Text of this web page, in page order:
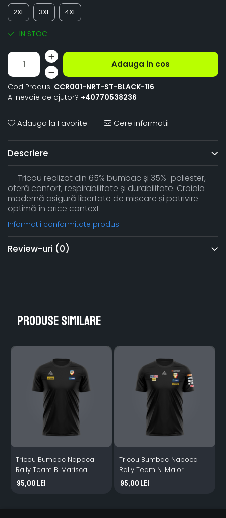
2XL 3XL 4XL
IN STOC
Adauga in cos
Cod Produs: CCR001-NRT-ST-BLACK-116
Ai nevoie de ajutor? +40770538236
Adauga la Favorite Cere informatii
Descriere
Tricou realizat din 65% bumbac și 35% poliester,
oferă confort, respirabilitate și durabilitate. Croiala
modernă asigură libertate de mișcare și potrivire
optimă în orice context.
Informatii conformitate produs
Review-uri (0)
Produse similare
Tricou Bumbac Napoca
Rally Team B. Marisca
95,00 Lei
Tricou Bumbac Napoca
Rally Team N. Maior
95,00 Lei